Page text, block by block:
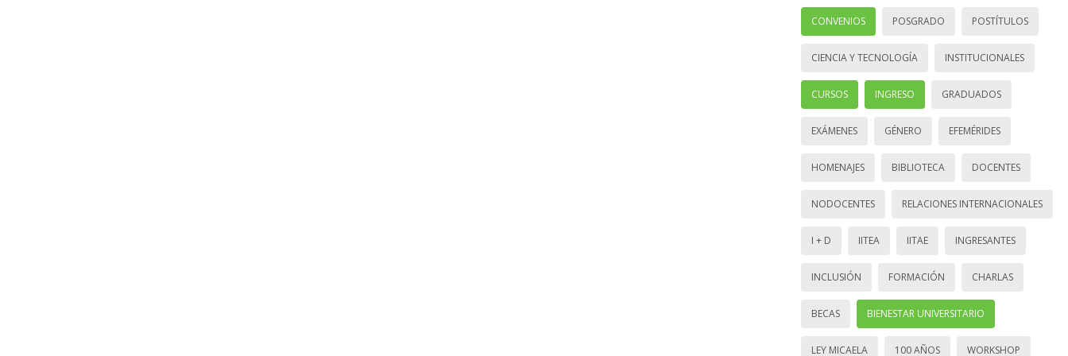
CONVENIOS POSGRADO POSTÍTULOS
CIENCIA Y TECNOLOGÍA INSTITUCIONALES
CURSOS INGRESO GRADUADOS
EXÁMENES GÉNERO EFEMÉRIDES
HOMENAJES BIBLIOTECA DOCENTES
NODOCENTES RELACIONES INTERNACIONALES
I + D IITEA IITAE INGRESANTES
INCLUSIÓN FORMACIÓN CHARLAS
BECAS BIENESTAR UNIVERSITARIO
LEY MICAELA 100 AÑOS WORKSHOP